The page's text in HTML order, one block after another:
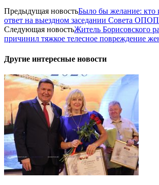
Предыдущая новостьБыло бы желание: кто
ответ на выездном заседании Совета
Следующая новостьЖитель Борисовского
причинил тяжкое телесное повреждение
Другие интересные новости